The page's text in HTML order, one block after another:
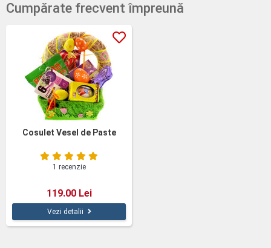
Cumpărate frecvent împreună
Cosulet Vesel de Paste
1 recenzie
119.00 Lei
Vezi detalii